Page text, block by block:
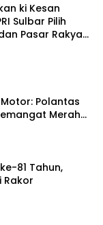
ki Kesan
Sulbar Pilih
Pasar Rakyat
Polantas
Merah
81 Tahun,